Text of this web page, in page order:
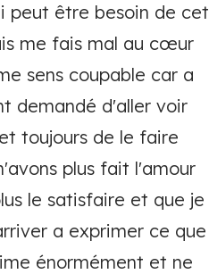
peut être besoin de cet
me fais mal au cœur
sens coupable car a
demandé d'aller voir
toujours de le faire
plus fait l'amour
le satisfaire et que je
a exprimer ce que
énormément et ne